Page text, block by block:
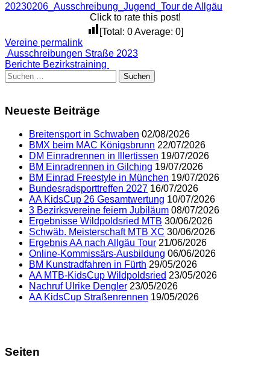
20230206_Ausschreibung_Jugend_Tour de Allgäu
Click to rate this post!
[Total: 0Average: 0]
Vereine permalink
Post
navigation
Ausschreibungen Straße 2023
Berichte Bezirkstraining
Suchen
nach:
Neueste Beiträge
Breitensport in Schwaben 02/08/2026
BMX beim MAC Königsbrunn 22/07/2026
DM Einradrennen in Illertissen 19/07/2026
BM Einradrennen in Gilching 19/07/2026
BM Einrad Freestyle in München 19/07/2026
Bundesradsporttreffen 2027 16/07/2026
AA KidsCup 26 Gesamtwertung 10/07/2026
3 Bezirksvereine feiern Jubiläum 08/07/2026
Ergebnisse Wildpoldsried MTB 30/06/2026
Schwäb. Meisterschaft MTB XC 30/06/2026
Ergebnis AA nach Allgäu Tour 21/06/2026
Online-Kommissärs-Ausbildung 06/06/2026
BM Kunstradfahren in Fürth 29/05/2026
AA MTB-KidsCup Wildpoldsried 23/05/2026
Nachruf Ulrike Dengler 23/05/2026
AA KidsCup Straßenrennen 19/05/2026
Seiten